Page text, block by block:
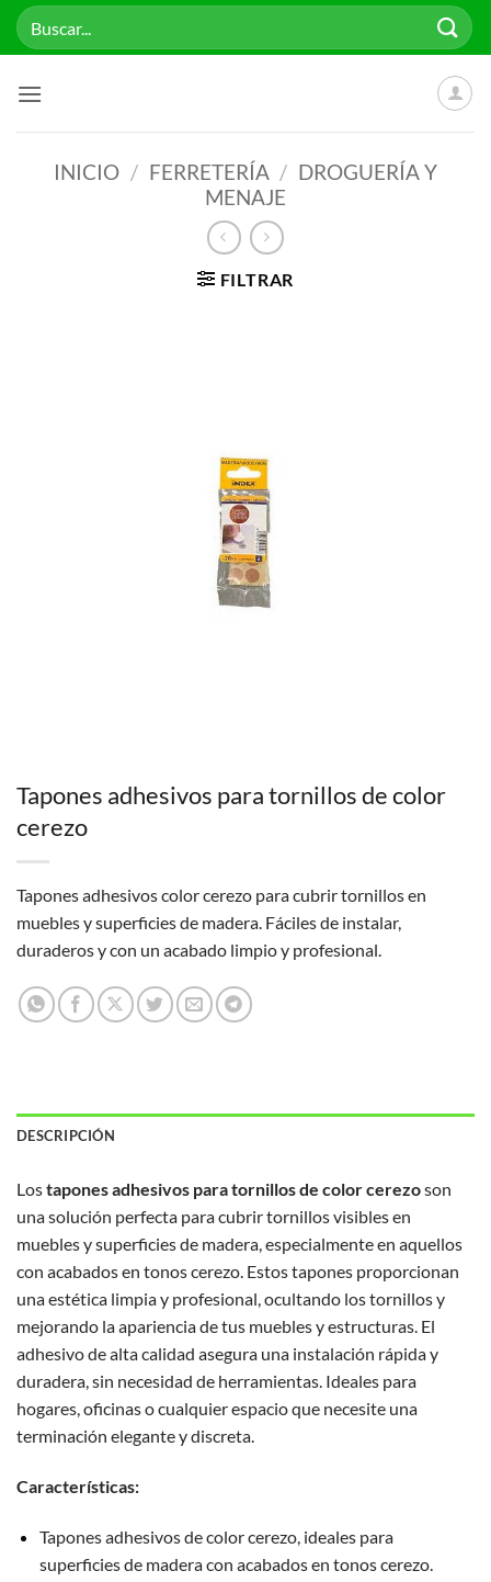
Saltar
Buscar
por:
INICIO / FERRETERÍA / DROGUERÍA Y
MENAJE
FILTRAR
Tapones adhesivos para tornillos de color
cerezo
Tapones adhesivos color cerezo para cubrir tornillos en
muebles y superficies de madera. Fáciles de instalar,
duraderos y con un acabado limpio y profesional.
DESCRIPCIÓN
Lostapones adhesivos para tornillos de color cerezoson
una solución perfecta para cubrir tornillos visibles en
muebles y superficies de madera, especialmente en aquellos
con acabados en tonos cerezo. Estos tapones proporcionan
una estética limpia y profesional, ocultando los tornillos y
mejorando la apariencia de tus muebles y estructuras. El
adhesivo de alta calidad asegura una instalación rápida y
duradera, sin necesidad de herramientas. Ideales para
hogares, oficinas o cualquier espacio que necesite una
terminación elegante y discreta.
Características:
Tapones adhesivos de color cerezo, ideales para
superficies de madera con acabados en tonos cerezo.